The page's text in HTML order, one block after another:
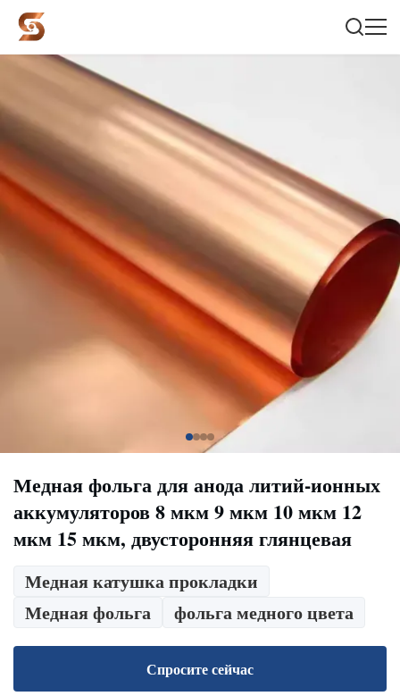
Медная фольга для анода литий-ионных
аккумуляторов 8 мкм 9 мкм 10 мкм 12
мкм 15 мкм, двусторонняя глянцевая
Медная катушка прокладки
Медная фольга
фольга медного цвета
Спросите сейчас